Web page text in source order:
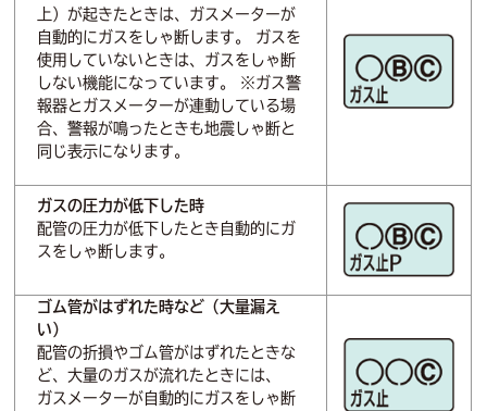
上）が起きたときは、ガスメーターが
自動的にガスをしゃ断します。 ガスを
使用していないときは、ガスをしゃ断
しない機能になっています。 ※ガス警
報器とガスメーターが連動している場
合、警報が鳴ったときも地震しゃ断と
同じ表示になります。
ガスの圧力が低下した時
配管の圧力が低下したとき自動的にガ
スをしゃ断します。
ゴム管がはずれた時など（大量漏え
い）
配管の折損やゴム管がはずれたときな
ど、大量のガスが流れたときには、
ガスメーターが自動的にガスをしゃ断